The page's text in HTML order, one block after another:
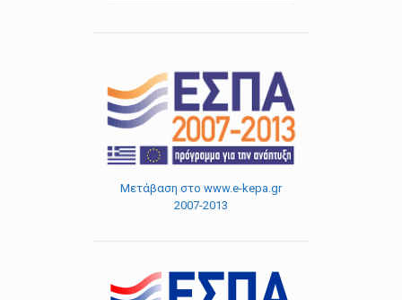
Μετάβαση στο www.e-kepa.gr
2007-2013